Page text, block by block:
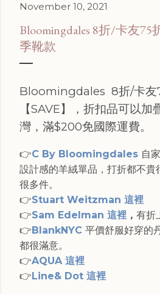
November 10, 2021
Bloomingdales 8折/卡友
季靴款
Bloomingdales 8折/卡友
【SAVE】，折扣品可以加
灣，滿$200免國際運費。
👉C By Bloomingdales 自
設計感的羊絨單品，打折都不貴
很多件。
👉Stuart Weitzman 這裡
👉Sam Edelman 這裡 ， 有折
👉 BlankNYC 平價舒服好穿的
都很滿意。
👉AQUA 這裡
👉 Line& Dot 這裡